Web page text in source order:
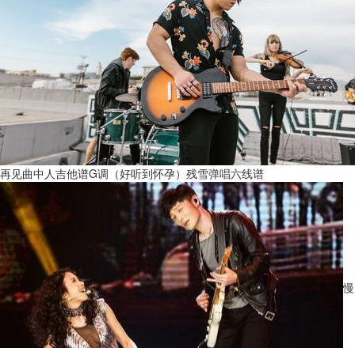
再见曲中人吉他谱G调（好听到怀孕）残雪弹唱六线谱
慢